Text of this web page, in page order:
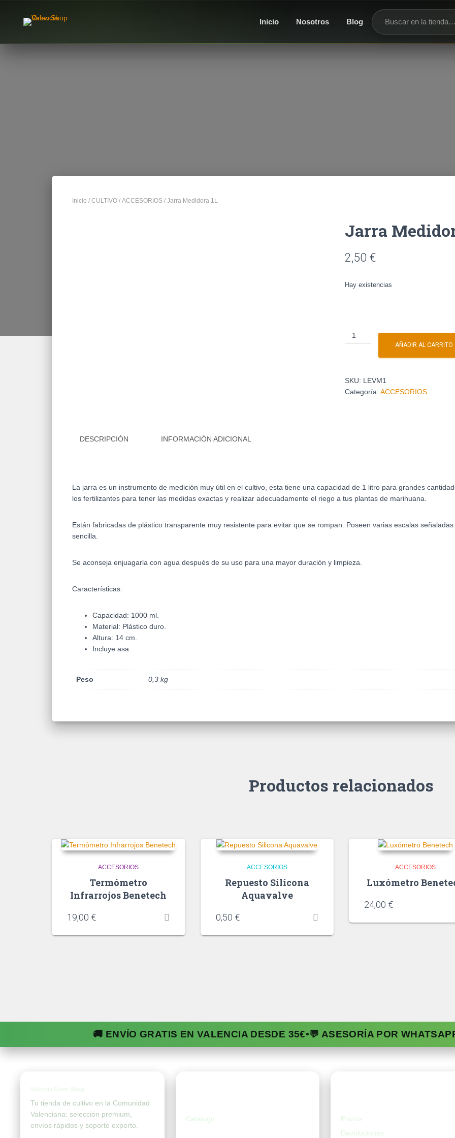
Inicio Nosotros Blog
Buscar productos
Inicio / CULTIVO / ACCESORIOS / Jarra Medidora 1L
Jarra
2,50 €
Hay existencias
AÑADIR AL CARRITO
SKU: LEVM1
Categoría: ACCESORIOS
DESCRIPCIÓN INFORMACIÓN ADICIONAL
La jarra es un instrumento de medición muy útil en el cultivo, esta tiene una capacidad de 1 litro para grandes
los fertilizantes para tener las medidas exactas y realizar adecuadamente el riego a tus plantas de marihuana.
Están fabricadas de plástico transparente muy resistente para evitar que se rompan. Poseen varias escalas
sencilla.
Se aconseja enjuagarla con agua después de su uso para una mayor duración y limpieza.
Características:
Capacidad: 1000 ml.
Material: Plástico duro.
Altura: 14 cm.
Incluye asa.
Peso 0,3 kg
Productos relacionados
ACCESORIOS
Termómetro
Infrarrojos Benetech
19,00 €
ACCESORIOS
Repuesto Silicona
Aquavalve
0,50 €
ACCESORIOS
Luxómetro
24,00 €
🚚 ENVÍO GRATIS EN VALENCIA DESDE 35€•💬 ASESORÍA POR
Tu tienda de cultivo en la Comunidad
Valenciana: selección premium,
envíos rápidos y soporte experto.
Catálogo
Envíos
Devoluciones